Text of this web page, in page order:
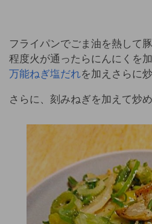
フライパンでごま油を熱して
程度火が通ったらにんにくを
万能ねぎ塩だれを加えさらに炒
さらに、刻みねぎを加えて炒